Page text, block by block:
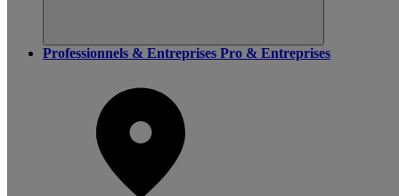
Professionnels & Entreprises Pro & Entreprises